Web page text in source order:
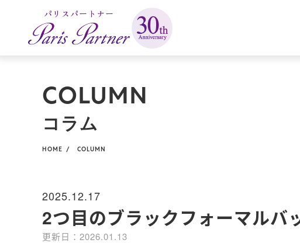
パリスパートナー
COLUMN
コラム
HOME COLUMN
2025.12.17
2つ目のブラックフォーマルバ
更新日：2026.01.13